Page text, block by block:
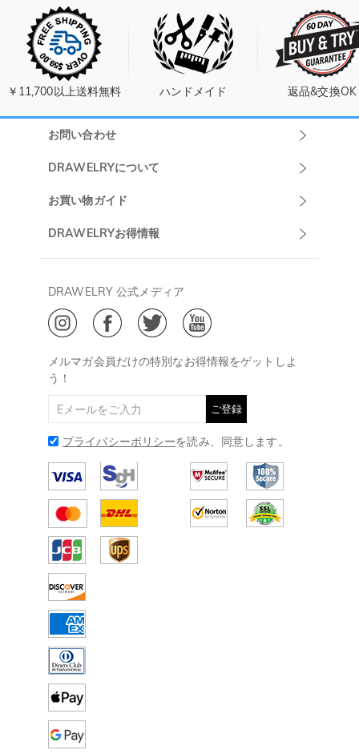
￥11,700以上送料無料 ハンドメイド 返品&交換OK
お問い合わせ
DRAWELRYについて
DRAWELRYについて
ご利用規約
ご特定商取引法に基づく表示
お買い物ガイド
発送について
ジュエリーお手入れ
Drawelry Blog
DRAWELRYお得情報
会員・ポイントについて
メルマガ会員だけの特別なお得情報をゲットしよ
う！
ご登録
プライバシーポリシーを読み、同意します。
DRAWELRY 公式メディア